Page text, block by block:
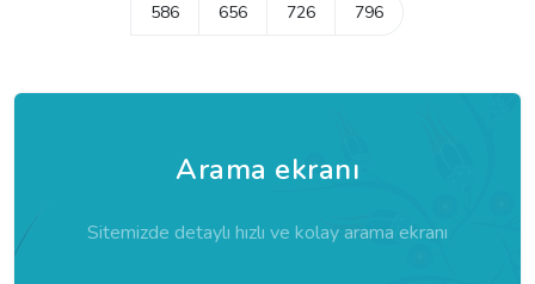
586 656 726 796
Arama ekranı
Sitemizde detaylı hızlı ve kolay arama ekranı